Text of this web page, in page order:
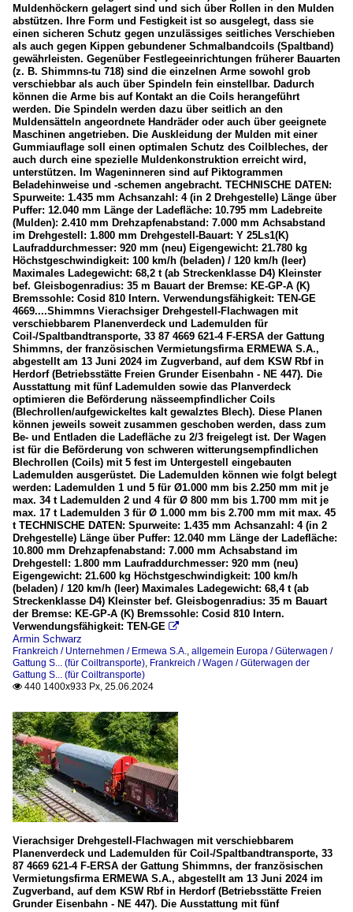
Muldenhöckern gelagert sind und sich über Rollen in den Mulden
abstützen. Ihre Form und Festigkeit ist so ausgelegt, dass sie
einen sicheren Schutz gegen unzulässiges seitliches Verschieben
als auch gegen Kippen gebundener Schmalbandcoils (Spaltband)
gewährleisten. Gegenüber Festlegeeinrichtungen früherer Bauarten
(z. B. Shimmns-tu 718) sind die einzelnen Arme sowohl grob
verschiebbar als auch über Spindeln fein einstellbar. Dadurch
können die Arme bis auf Kontakt an die Coils herangeführt
werden. Die Spindeln werden dazu über seitlich an den
Muldensätteln angeordnete Handräder oder auch über geeignete
Maschinen angetrieben. Die Auskleidung der Mulden mit einer
Gummiauflage soll einen optimalen Schutz des Coilbleches, der
auch durch eine spezielle Muldenkonstruktion erreicht wird,
unterstützen. Im Wageninneren sind auf Piktogrammen
Beladehinweise und -schemen angebracht. TECHNISCHE DATEN:
Spurweite: 1.435 mm Achsanzahl: 4 (in 2 Drehgestelle) Länge über
Puffer: 12.040 mm Länge der Ladefläche: 10.795 mm Ladebreite
(Mulden): 2.410 mm Drehzapfenabstand: 7.000 mm Achsabstand
im Drehgestell: 1.800 mm Drehgestell-Bauart: Y 25Ls1(K)
Laufraddurchmesser: 920 mm (neu) Eigengewicht: 21.780 kg
Höchstgeschwindigkeit: 100 km/h (beladen) / 120 km/h (leer)
Maximales Ladegewicht: 68,2 t (ab Streckenklasse D4) Kleinster
bef. Gleisbogenradius: 35 m Bauart der Bremse: KE-GP-A (K)
Bremssohle: Cosid 810 Intern. Verwendungsfähigkeit: TEN-GE
4669....Shimmns Vierachsiger Drehgestell-Flachwagen mit
verschiebbarem Planenverdeck und Lademulden für
Coil-/Spaltbandtransporte, 33 87 4669 621-4 F-ERSA der Gattung
Shimmns, der französischen Vermietungsfirma ERMEWA S.A.,
abgestellt am 13 Juni 2024 im Zugverband, auf dem KSW Rbf in
Herdorf (Betriebsstätte Freien Grunder Eisenbahn - NE 447). Die
Ausstattung mit fünf Lademulden sowie das Planverdeck
optimieren die Beförderung nässeempfindlicher Coils
(Blechrollen/aufgewickeltes kalt gewalztes Blech). Diese Planen
können jeweils soweit zusammen geschoben werden, dass zum
Be- und Entladen die Ladefläche zu 2/3 freigelegt ist. Der Wagen
ist für die Beförderung von schweren witterungsempfindlichen
Blechrollen (Coils) mit 5 fest im Untergestell eingebauten
Lademulden ausgerüstet. Die Lademulden können wie folgt belegt
werden: Lademulden 1 und 5 für Ø1.000 mm bis 2.250 mm mit je
max. 34 t Lademulden 2 und 4 für Ø 800 mm bis 1.700 mm mit je
max. 17 t Lademulden 3 für Ø 1.000 mm bis 2.700 mm mit max. 45
t TECHNISCHE DATEN: Spurweite: 1.435 mm Achsanzahl: 4 (in 2
Drehgestelle) Länge über Puffer: 12.040 mm Länge der Ladefläche:
10.800 mm Drehzapfenabstand: 7.000 mm Achsabstand im
Drehgestell: 1.800 mm Laufraddurchmesser: 920 mm (neu)
Eigengewicht: 21.600 kg Höchstgeschwindigkeit: 100 km/h
(beladen) / 120 km/h (leer) Maximales Ladegewicht: 68,4 t (ab
Streckenklasse D4) Kleinster bef. Gleisbogenradius: 35 m Bauart
der Bremse: KE-GP-A (K) Bremssohle: Cosid 810 Intern.
Verwendungsfähigkeit: TEN-GE 
Armin Schwarz
Frankreich / Unternehmen / Ermewa S.A., allgemein Europa / Güterwagen /
Gattung S... (für Coiltransporte), Frankreich / Wagen / Güterwagen der
Gattung S... (für Coiltransporte)
 440 1400x933 Px, 25.06.2024
Vierachsiger Drehgestell-Flachwagen mit verschiebbarem
Planenverdeck und Lademulden für Coil-/Spaltbandtransporte, 33
87 4669 621-4 F-ERSA der Gattung Shimmns, der französischen
Vermietungsfirma ERMEWA S.A., abgestellt am 13 Juni 2024 im
Zugverband, auf dem KSW Rbf in Herdorf (Betriebsstätte Freien
Grunder Eisenbahn - NE 447). Die Ausstattung mit fünf